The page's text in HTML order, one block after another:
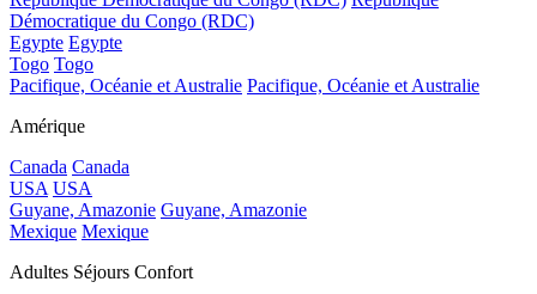
Démocratique du Congo (RDC)
Egypte Egypte
Togo Togo
Pacifique, Océanie et Australie Pacifique, Océanie et Australie
Amérique
Canada Canada
USA USA
Guyane, Amazonie Guyane, Amazonie
Mexique Mexique
Adultes Séjours Confort